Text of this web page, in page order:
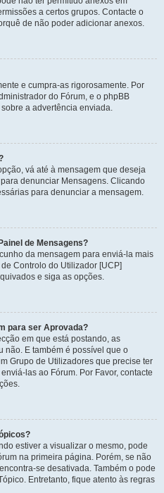
a certos grupos. Contacte o
de não poder adicionar anexos.
e cumpra-as rigorosamente. Por
do Fórum, e o phpBB
a advertência enviada.
vá até à mensagem que deseja
denunciar Mensagens. Clicando
para denunciar a mensagem.
de Mensagens?
da mensagem para enviá-la mais
Controlo do Utilizador [UCP]
e siga as opções.
para ser Aprovada?
em que está postando, as
não. E também é possível que o
Grupo de Utilizadores que precise ter
las ao Fórum. Por Favor, contacte
estiver a visualizar o mesmo, pode
na primeira página. Porém, se não
se desativada. Também o pode
Entretanto, fique atento às regras